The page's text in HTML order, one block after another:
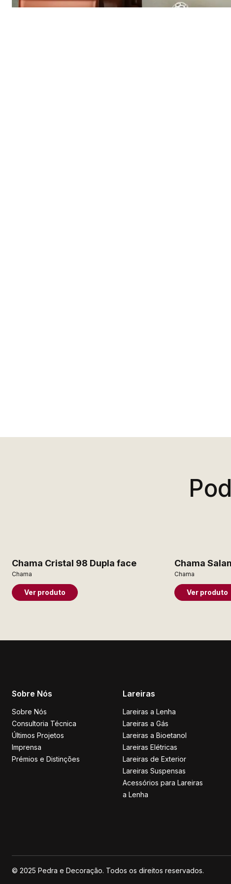
Chama Cristal 98 Dupla face
Chama
Ver produto
Chama
Chama
Ver produto
Sobre Nós
Sobre Nós
Consultoria Técnica
Últimos Projetos
Imprensa
Prémios e Distinções
Lareiras
Lareiras a Lenha
Lareiras a Gás
Lareiras a Bioetanol
Lareiras Elétricas
Lareiras de Exterior
Lareiras Suspensas
Acessórios para Lareiras
a Lenha
© 2025 Pedra e Decoração. Todos os direitos reservados.